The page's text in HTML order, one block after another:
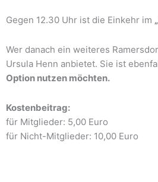
Gegen 12.30 Uhr ist die Einkehr im
Wer danach ein weiteres
Ursula Henn anbietet. Sie ist
Option nutzen möchten.
Kostenbeitrag:
für Mitglieder: 5,00 Euro
für Nicht-Mitglieder: 10,00 Euro